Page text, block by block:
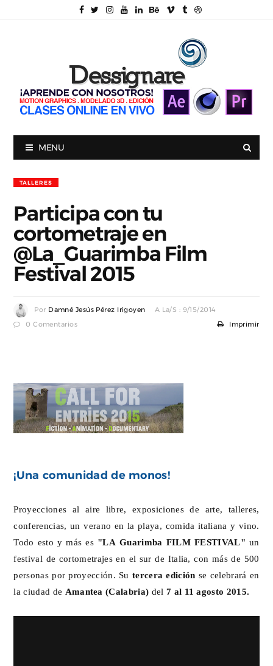
MENU
TALLERES
Participa con tu
cortometraje en
@La_Guarimba Film
Festival 2015
Por Damné Jesús Pérez Irigoyen A La/s : 9/15/2014
0 Comentarios Imprimir
¡Una comunidad de monos!
Proyecciones al aire libre, exposiciones de arte, talleres,
conferencias, un verano en la playa, comida italiana y vino.
Todo esto y más es "LA Guarimba FILM FESTIVAL" un
festival de cortometrajes en el sur de Italia, con más de 500
personas por proyección. Su tercera edición se celebrará en
la ciudad de Amantea (Calabria) del 7 al 11 agosto 2015.